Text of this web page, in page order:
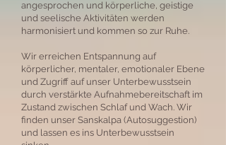
angesprochen und körperliche, geistige
und seelische Aktivitäten werden
harmonisiert und kommen so zur Ruhe.
Wir erreichen Entspannung auf
körperlicher, mentaler, emotionaler Ebene
und Zugriff auf unser Unterbewusstsein
durch verstärkte Aufnahmebereitschaft im
Zustand zwischen Schlaf und Wach. Wir
finden unser Sanskalpa (Autosuggestion)
und lassen es ins Unterbewusstsein